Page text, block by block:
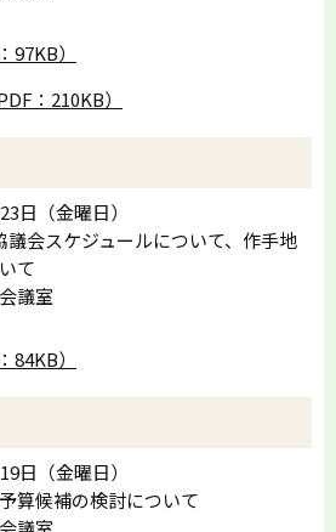
）
：210KB）
日（金曜日）
会スケジュールについて、作手地
て
議室
）
日（金曜日）
算候補の検討について